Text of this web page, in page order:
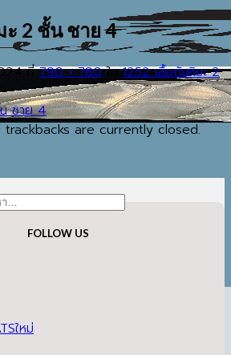
2 ชั้น ชาย 4
ที่790 × 780ใน1252 เสื้อกันหิมะ 2
are currently closed.
FOLLOW US